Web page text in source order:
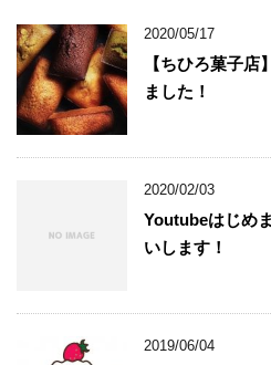
2020/05/17
【ちひろ菓子
ました！
2020/02/03
Youtubeはじめ
いします！
2019/06/04